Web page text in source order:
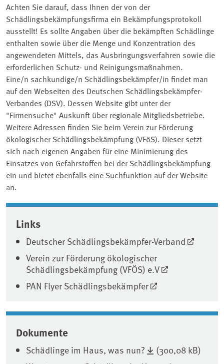
Achten Sie darauf, dass Ihnen der von der
Schädlingsbekämpfungsfirma ein Bekämpfungsprotokoll
ausstellt! Es sollte Angaben über die bekämpften Schädlinge
enthalten sowie über die Menge und Konzentration des
angewendeten Mittels, das Ausbringungsverfahren sowie die
erforderlichen Schutz- und Reinigungsmaßnahmen.
Eine/n sachkundige/n Schädlingsbekämpfer/in findet man
auf den Webseiten des Deutschen Schädlingsbekämpfer-
Verbandes (DSV). Dessen Website gibt unter der
"Firmensuche" Auskunft über regionale Mitgliedsbetriebe.
Weitere Adressen finden Sie beim Verein zur Förderung
ökologischer Schädlingsbekämpfung (VFöS). Dieser setzt
sich nach eigenen Angaben für eine Minimierung des
Einsatzes von Gefahrstoffen bei der Schädlingsbekämpfung
ein und bietet ebenfalls eine Suchfunktion auf der Website
an.
Associated content
Links
Deutscher Schädlingsbekämpfer-Verband
Verein zur Förderung ökologischer
Schädlingsbekämpfung (VFÖS) e.V
PAN Flyer Schädlingsbekämpfer
Dokumente
Schädlinge im Haus, was nun?
(300,08 kB)